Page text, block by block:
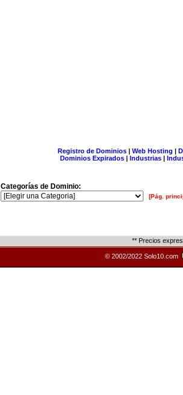
Registro de Dominios| Web Hosting |
Dominios Expirados | Industrias |
Categorías de Dominio:
[Pág.
** Precios
© 2002/2022 Solo10.com